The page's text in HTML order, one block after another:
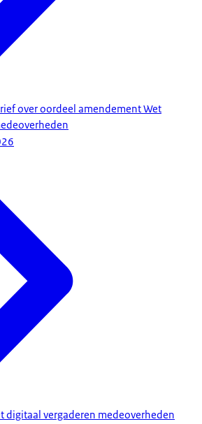
over oordeel amendement Wet
digitaal vergaderen medeoverheden